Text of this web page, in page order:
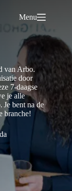
Menu
van Arbo.
door
7-daagse
je alle
Je bent na de
branche!